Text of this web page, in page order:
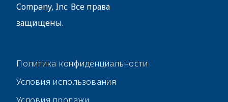
Company, Inc. Все права
защищены.
Политика конфиденциальности
Условия использования